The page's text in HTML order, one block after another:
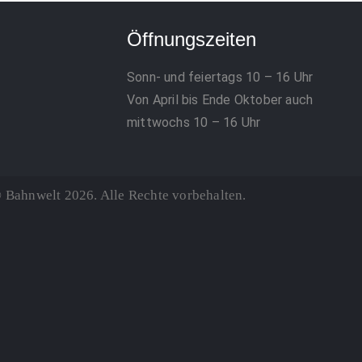
Öffnungszeiten
Sonn- und feiertags 10 – 16 Uhr
Von April bis Ende Oktober auch
mittwochs 10 – 16 Uhr
Bahnwelt 2026. Alle Rechte vorbehalten.